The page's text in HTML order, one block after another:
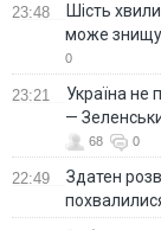
23:48
Шість
може
0
23:21
Україна не
—
68 0
22:49
Здатен